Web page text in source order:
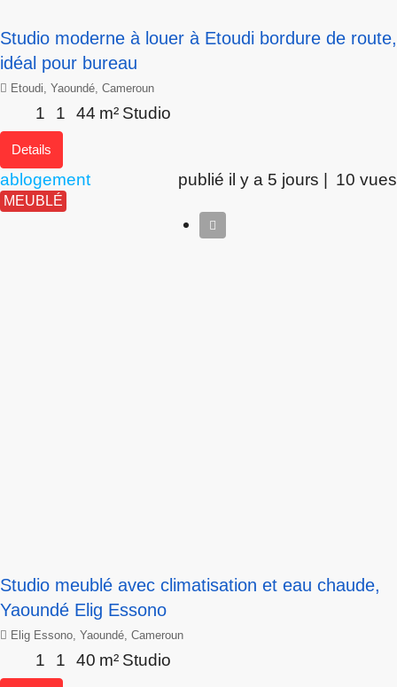
Studio moderne à louer à Etoudi bordure de route,
idéal pour bureau
Etoudi, Yaoundé, Cameroun
1 1 44 m² Studio
Details
ablogement publié il y a 5 jours | 10 vues
MEUBLÉ
Studio meublé avec climatisation et eau chaude,
Yaoundé Elig Essono
Elig Essono, Yaoundé, Cameroun
1 1 40 m² Studio